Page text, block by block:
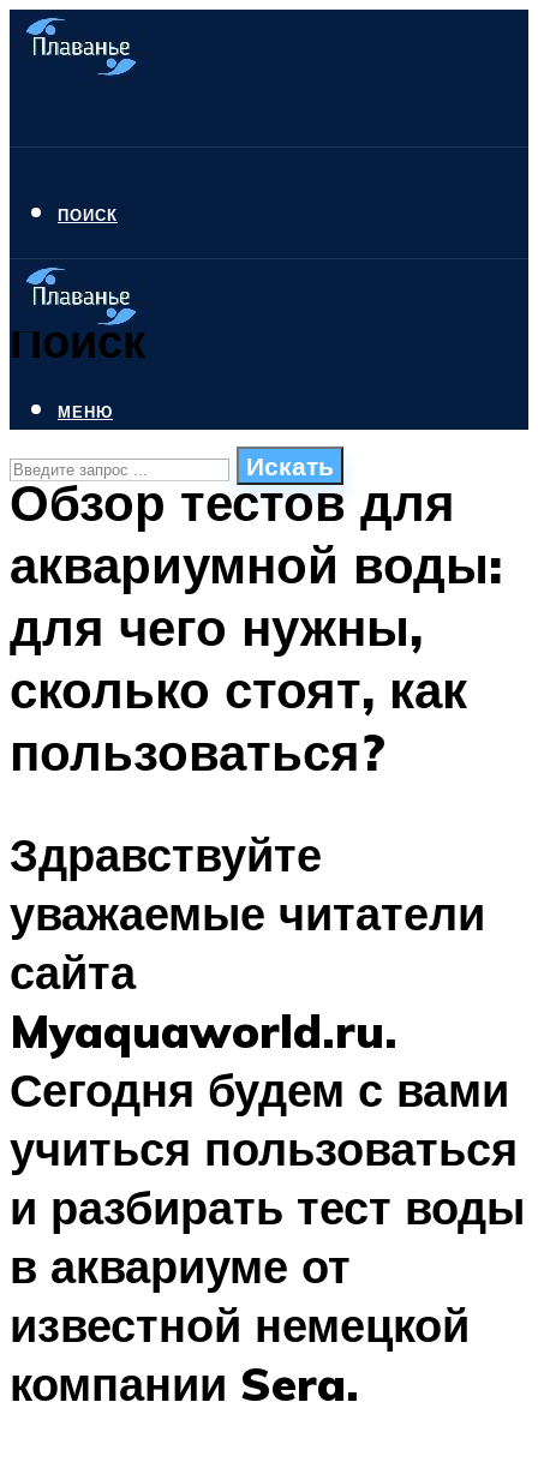
ПОИСК
Поиск
Искать
СТИЛИ ПЛАВАНЬЯ
ПЛАВАНЬЕ ДЛЯ ДЕТЕЙ
БАССЕЙН ДЛЯ ДОМА
МЕНЮ
МЕНЮ
Обзор тестов для
аквариумной воды:
для чего нужны,
сколько стоят, как
пользоваться?
Здравствуйте
уважаемые читатели
сайта
Myaquaworld.ru.
Сегодня будем с вами
учиться пользоваться
и разбирать тест воды
в аквариуме от
известной немецкой
компании Sera.